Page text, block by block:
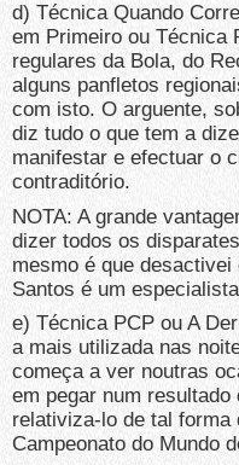
d) Técnica Quando
em Primeiro ou Técnica
regulares da Bola, do
alguns panfletos
com isto. O arguente,
diz tudo o que tem a
manifestar e efectuar o
contraditório.
NOTA: A grande
dizer todos os
mesmo é que
Santos é um
e) Técnica PCP ou A
a mais utilizada nas
começa a ver noutras
em pegar num
relativiza-lo de tal forma
Campeonato do Mundo